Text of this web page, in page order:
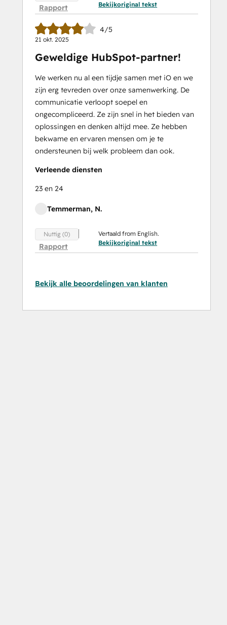
Rapport
Bekijkoriginal tekst
4/5
21 okt. 2025
Geweldige HubSpot-partner!
We werken nu al een tijdje samen met iO en we
zijn erg tevreden over onze samenwerking. De
communicatie verloopt soepel en
ongecompliceerd. Ze zijn snel in het bieden van
oplossingen en denken altijd mee. Ze hebben
bekwame en ervaren mensen om je te
ondersteunen bij welk probleem dan ook.
Verleende diensten
23 en 24
Temmerman, N.
Nuttig (0)
Rapport
Vertaald from English.
Bekijkoriginal tekst
Bekijk alle beoordelingen van klanten